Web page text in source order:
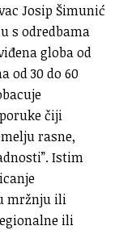
Josip Šimunić
s odredbama
globa od
od 30 do 60
čiji
rasne,
Istim
mržnju ili
ili